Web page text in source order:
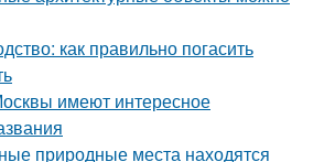
как правильно погасить
имеют интересное
природные места находятся